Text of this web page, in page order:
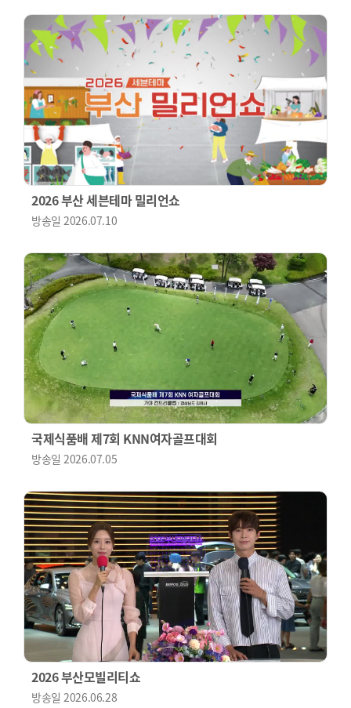
2026 부산 세븐테마 밀리언쇼
방송일2026.07.10
국제식품배 제7회 KNN여자골프대회
방송일2026.07.05
2026 부산모빌리티쇼
방송일2026.06.28